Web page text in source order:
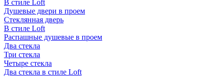
В стиле Loft
Душевые двери в проем
Стеклянная дверь
В стиле Loft
Распашные душевые в проем
Два стекла
Три стекла
Четыре стекла
Два стекла в стиле Loft